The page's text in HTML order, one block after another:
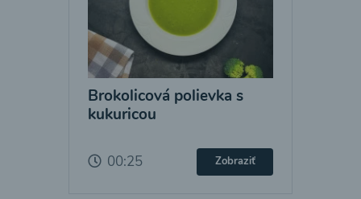
Brokolicová polievka s
kukuricou
00:25 Zobraziť